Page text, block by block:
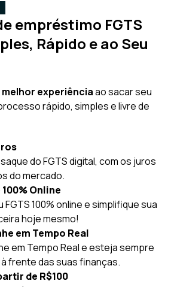
empréstimo FGTS
Rápido e ao Seu
melhor experiênciaao sacar seu
rápido, simples e livre de
do FGTS digital, com os juros
do mercado.
Online
FGTS 100% online e simplifique sua
hoje mesmo!
em Tempo Real
em Tempo Real e esteja sempre
frente das suas finanças.
de R$100